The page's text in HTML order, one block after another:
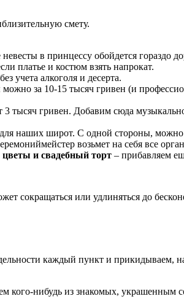
смету.
в принцессу обойдется гораздо
платье и костюм взять напрокат.
учета алкоголя и десерта.
за 10-15 тысяч гривен (и
3 тысяч гривен. Добавим сюда
наших широт. С одной стороны,
возьмет на себя все
цветы и свадебный торт – прибавляем
сокращаться или удлиняться до
каждый пункт и
кого-нибудь из знакомых, украшенным